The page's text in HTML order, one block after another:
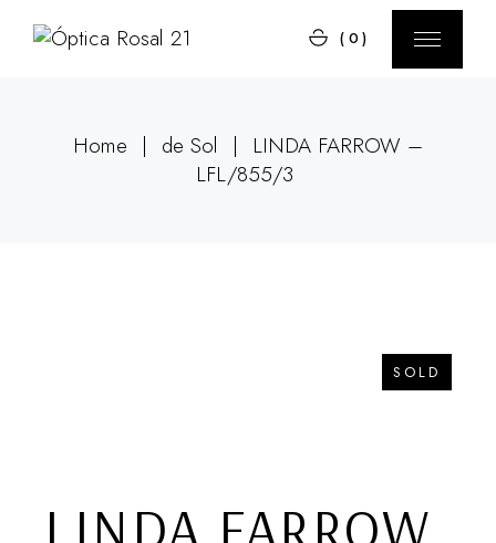
(0)
Home de Sol
LINDA FARROW –
LFL/855/3
SOLD
LINDA FARROW